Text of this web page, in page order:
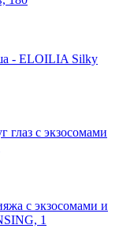
- ELOILIA Silky
глаз с экзосомами
с экзосомами и
1